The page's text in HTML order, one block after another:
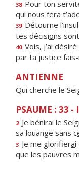
38 Pour ton
qui nous fera
39 Détourne l’insu
tes décisions
40 Vois, j’ai désiré
par ta justice
ANTIENNE
Qui cherche le
PSAUME : 33 - I
2 Je bénirai le
sa louange sans c
3 Je me glorifierai
que les pauvres